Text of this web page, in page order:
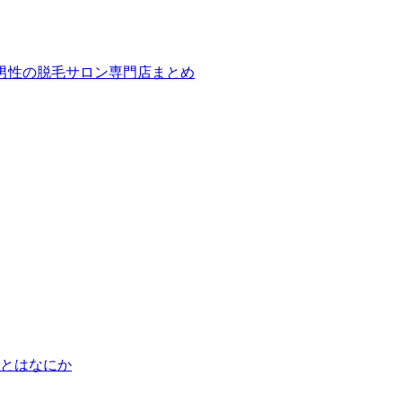
性の脱毛サロン専門店まとめ
はなにか